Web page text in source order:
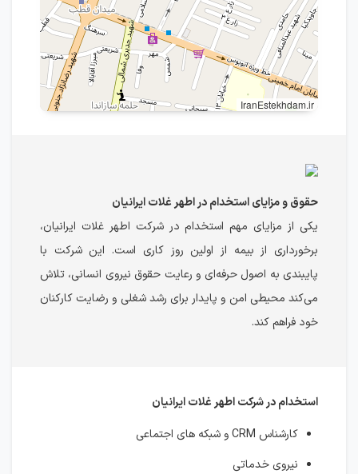
IranEstekhdam.ir
حقوق و مزایای استخدام در اطهر غلات ایرانیان
یکی از مزایای مهم استخدام در شرکت اطهر غلات ایرانیان،
برخورداری از بیمه از اولین روز کاری است. این شرکت با
پایبندی به اصول حرفه‌ای و رعایت حقوق نیروی انسانی، تلاش
می‌کند محیطی امن و پایدار برای رشد شغلی و رضایت کارکنان
خود فراهم کند.
استخدام در شرکت اطهر غلات ایرانیان
کارشناس CRM و شبکه های اجتماعی
نیروی خدماتی